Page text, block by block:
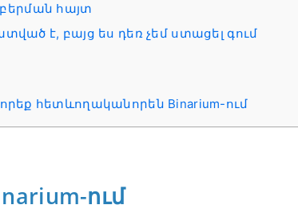
հայտ
է, բայց ես դեռ չեմ ստացել գում
հետևողականորեն Binarium-ում
ում